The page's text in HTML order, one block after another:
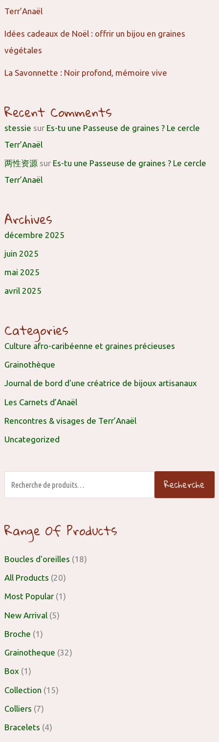
Terr’Anaël
Idées cadeaux de Noël : offrir un bijou en graines
végétales
La Savonnette : Noir profond, mémoire vive
Recent Comments
stessie sur Es-tu une Passeuse de graines ? Le cercle
Terr’Anaël
两性资源 sur Es-tu une Passeuse de graines ? Le cercle
Terr’Anaël
Archives
décembre 2025
juin 2025
mai 2025
avril 2025
Categories
Culture afro-caribéenne et graines précieuses
Grainothèque
Journal de bord d'une créatrice de bijoux artisanaux
Les Carnets d’Anaël
Rencontres & visages de Terr’Anaël
Uncategorized
Recherche
Range Of Products
Boucles d'oreilles (18)
All Products (20)
Most Popular (1)
New Arrival (5)
Broche (1)
Grainotheque (32)
Box (1)
Collection (15)
Colliers (7)
Bracelets (4)